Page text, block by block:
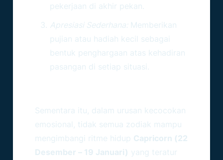
pekerjaan di akhir pekan.
Apresiasi Sederhana:Memberikan
pujian atau hadiah kecil sebagai
bentuk penghargaan atas kehadiran
pasangan di setiap situasi.
Sementara itu, dalam urusan kecocokan
emosional, tidak semua zodiak mampu
mengimbangi ritme hidup Capricorn (22
Desember – 19 Januari) yang teratur